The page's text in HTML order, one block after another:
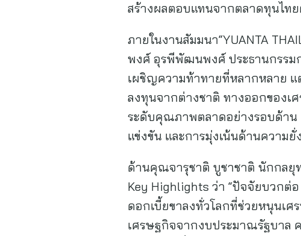
สร้างผลตอบแทนจากตลาดทุนไท
ภายในงานสัมมนา“YUANTA
พงศ์ อุรพีพัฒนพงศ์ ประธานกรรม
เผชิญความท้าทายที่หลากหลาย แ
ลงทุนจากต่างชาติ ทางออกของเ
ระดับคุณภาพตลาดอย่างรอบด้าน
แข่งขัน และการมุ่งเน้นด้านความยั่
ด้านคุณจารุชาติ บูชาชาติ นักกลยุ
Key Highlights ว่า “ปัจจัยบวกต่
ดอกเบี้ยขาลงทั่วโลกที่ช่วยหนุนเ
เศรษฐกิจจากงบประมาณรัฐบาล